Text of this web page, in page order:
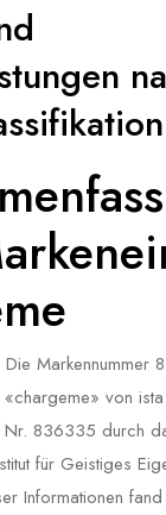
Die Markennummer
von
836335 durch
für Geistiges
Informationen